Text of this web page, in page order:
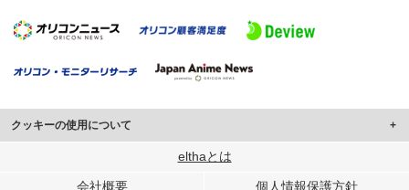
クッキーの使用について
このサイトでは Cookie を使用して、ユーザーに合わせたコンテンツや広告の
行っています。
elthaとは
会社概要 個人情報保護方針